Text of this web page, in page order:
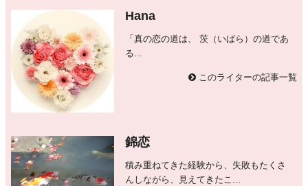
Hana
「真の恋の道は、 茨（いばら）の道であ
る...
このライターの記事一覧
錦恋
積み重ねてきた経験から、失敗もたくさ
んしながら、見えてきたこ...